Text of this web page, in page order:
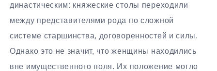
династическим: княжеские столы переходили
между представителями рода по сложной
системе старшинства, договоренностей и силы.
Однако это не значит, что женщины находились
вне имущественного поля. Их положение могло